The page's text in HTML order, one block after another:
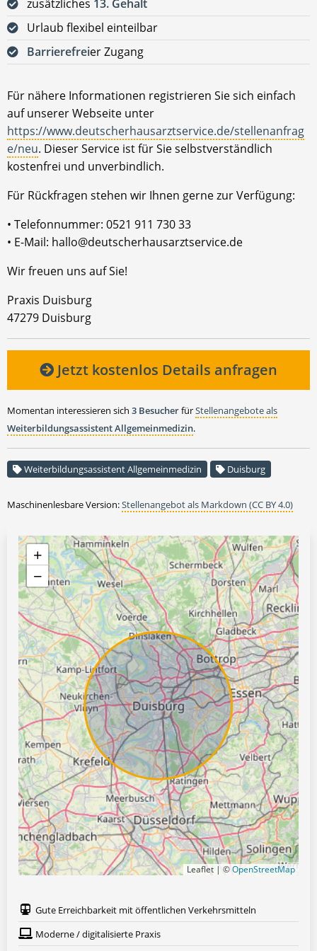
zusätzliches 13. Gehalt
Urlaub flexibel einteilbar
Barrierefreier Zugang
Für nähere Informationen registrieren Sie sich einfach
auf unserer Webseite unter
https://www.deutscherhausarztservice.de/stellenanfrag
e/neu. Dieser Service ist für Sie selbstverständlich
kostenfrei und unverbindlich.
Für Rückfragen stehen wir Ihnen gerne zur Verfügung:
• Telefonnummer: 0521 911 730 33
• E-Mail: hallo@deutscherhausarztservice.de
Wir freuen uns auf Sie!
Praxis Duisburg
47279 Duisburg
Jetzt kostenlos Details anfragen
Momentan interessieren sich 3 BesucherfürStellenangebote als
Weiterbildungsassistent Allgemeinmedizin.
Weiterbildungsassistent Allgemeinmedizin Duisburg
Maschinenlesbare Version:Stellenangebot als Markdown (CC BY 4.0)
+
−
Leaflet | ©OpenStreetMap
Gute Erreichbarkeit mit öffentlichen Verkehrsmitteln
Moderne / digitalisierte Praxis